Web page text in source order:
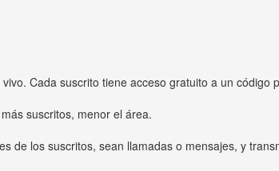
Cada suscrito tiene acceso gratuito a un código
suscritos, menor el área.
de los suscritos, sean llamadas o mensajes, y